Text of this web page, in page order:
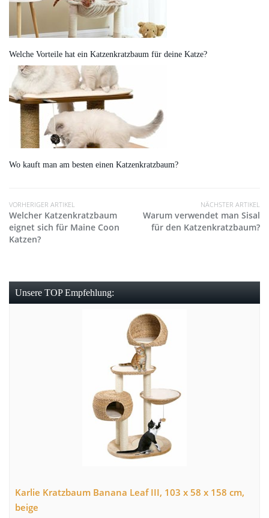
Welche Vorteile hat ein Katzenkratzbaum für deine Katze?
Wo kauft man am besten einen Katzenkratzbaum?
VORHERIGER ARTIKEL
Welcher Katzenkratzbaum
eignet sich für Maine Coon
Katzen?
NÄCHSTER ARTIKEL
Warum verwendet man Sisal
für den Katzenkratzbaum?
Unsere TOP Empfehlung:
Karlie Kratzbaum Banana Leaf III, 103 x 58 x 158 cm,
beige